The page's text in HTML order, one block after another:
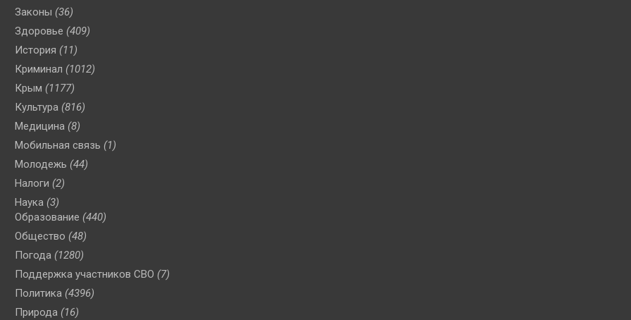
Законы (36)
Здоровье (409)
История (11)
Криминал (1012)
Крым (1177)
Культура (816)
Медицина (8)
Мобильная связь (1)
Молодежь (44)
Налоги (2)
Наука (3)
Образование (440)
Общество (48)
Погода (1280)
Поддержка участников СВО (7)
Политика (4396)
Природа (16)